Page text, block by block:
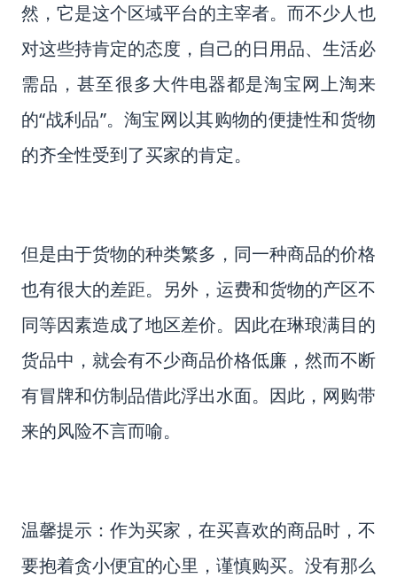
然，它是这个区域平台的主宰者。而不少人也
对这些持肯定的态度，自己的日用品、生活必
需品，甚至很多大件电器都是淘宝网上淘来
的“战利品”。淘宝网以其购物的便捷性和货物
的齐全性受到了买家的肯定。
但是由于货物的种类繁多，同一种商品的价格
也有很大的差距。另外，运费和货物的产区不
同等因素造成了地区差价。因此在琳琅满目的
货品中，就会有不少商品价格低廉，然而不断
有冒牌和仿制品借此浮出水面。因此，网购带
来的风险不言而喻。
温馨提示：作为买家，在买喜欢的商品时，不
要抱着贪小便宜的心里，谨慎购买。没有那么